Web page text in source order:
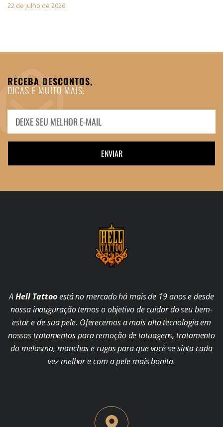
22 de julho de 2026
RECEBA DESCONTOS,
DICAS E MUITO MAIS.
ENVIAR
AHell Tattooestá no mercado há mais de 19 anos e desde
nossa inauguração temos o objetivo de cuidar do seu bem-
estar e de sua pele. Oferecemos a mais alta tecnologia em
nossos tratamentos para remoção de tatuagens, tratamento
do melasma, manchas e rugas para que você se sinta cada
vez melhor e com a pele mais bonita.